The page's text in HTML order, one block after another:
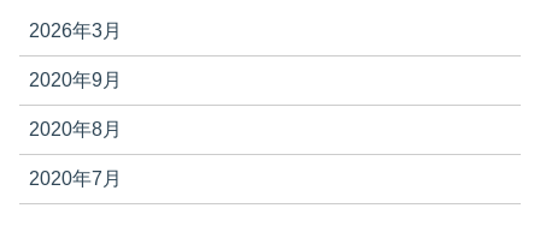
2026年3月
2020年9月
2020年8月
2020年7月